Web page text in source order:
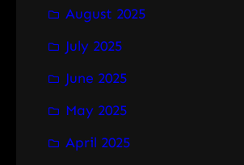
August 2025
July 2025
June 2025
May 2025
April 2025